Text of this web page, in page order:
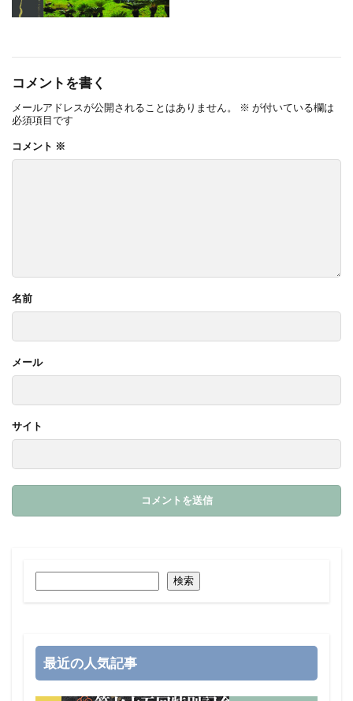
コメントを書く
メールアドレスが公開されることはありません。 ※ が付いている欄は
必須項目です
コメント ※
名前
メール
サイト
検索
最近の人気記事